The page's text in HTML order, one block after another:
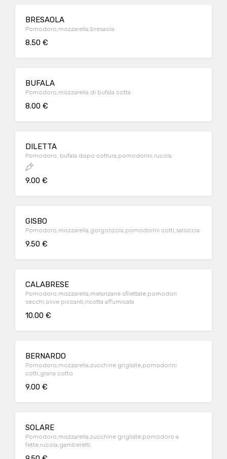
BRESAOLA
Pomodoro,mozzarella,bresaola
8.50 €
BUFALA
Pomodoro,mozzarella di bufala cotta
8.00 €
DILETTA
Pomodoro, bufala dopo cottura,pomodorini,rucola
9.00 €
GISBO
Pomodoro,mozzarella,gorgonzola,pomodorini cotti,salsiccia
9.50 €
CALABRESE
Pomodoro,mozzarella,melanzane sfilettate,pomodori
secchi,olive piccanti,ricotta affumicata
10.00 €
BERNARDO
Pomodoro,mozzarella,zucchine grigliate,pomodorini
cotti,grana cotto
9.00 €
SOLARE
Pomodoro,mozzarella,zucchine grigliate,pomodoro a
fette,rucola,gamberetti